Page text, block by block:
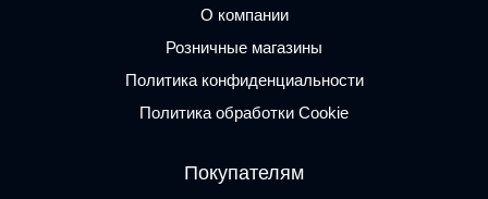
О компании
Розничные магазины
Политика конфиденциальности
Политика обработки Cookie
Покупателям